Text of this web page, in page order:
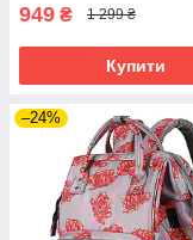
949 ₴ 1 299 ₴
Купити
–24%